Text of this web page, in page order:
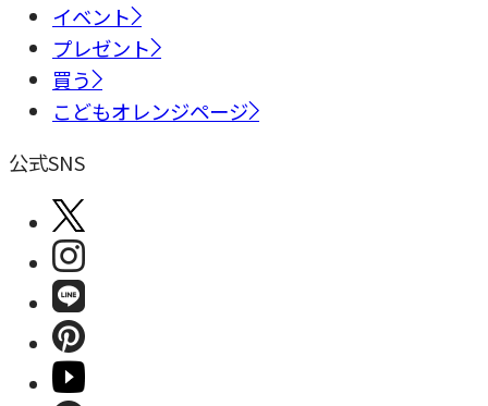
イベント
プレゼント
買う
こどもオレンジページ
公式SNS